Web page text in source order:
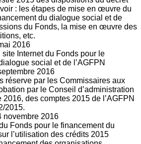
: les étapes de mise en œuvre du
du dialogue social et de
du Fonds, la mise en œuvre des
etc.
2016
site Internet du Fonds pour le
social et de l’AGFPN
2016
réserve par les Commissaires aux
par le Conseil d’administration
des comptes 2015 de l’AGFPN
2015.
novembre 2016
Fonds pour le financement du
l’utilisation des crédits 2015